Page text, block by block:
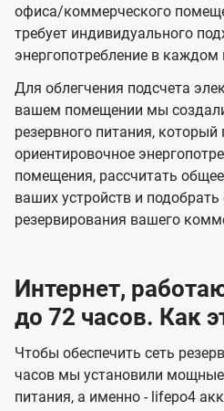
офиса/коммерческого
требует индивидуального
энергопотребление в каждом
Для облегчения подсчета
вашем помещении мы
резервного питания,
ориентировочное
помещения, рассчитать
ваших устройств и
резервирования вашего
Интернет,
до 72 часов. Как
Чтобы обеспечить сеть
часов мы установили мощные
питания, а именно - lifepo4